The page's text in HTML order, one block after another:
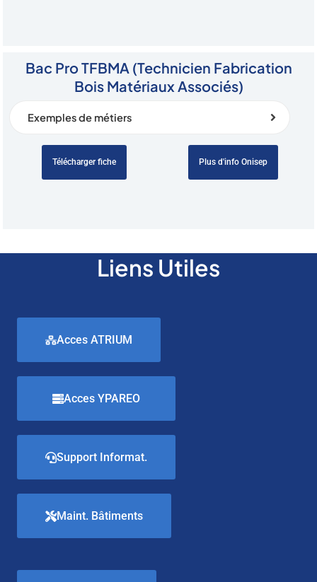
Bac Pro TFBMA (Technicien Fabrication
Bois Matériaux Associés)
Exemples de métiers
Télécharger fiche Plus d'info Onisep
Liens Utiles
Acces ATRIUM
Acces YPAREO
Support Informat.
Maint. Bâtiments